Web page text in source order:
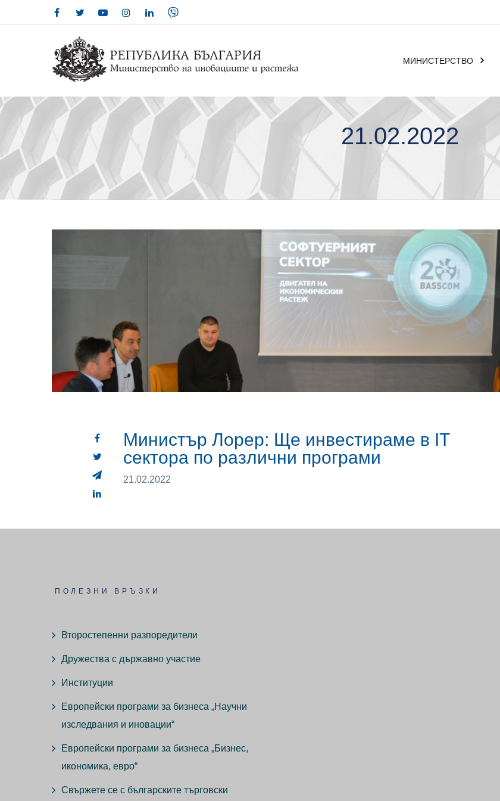
МИНИСТЕРСТВО
21.02.2022
Министър Лорер: Ще инвестираме в IT
сектора по различни програми
21.02.2022
ПОЛЕЗНИ ВРЪЗКИ
Второстепенни разпоредители
Дружества с държавно участие
Институции
Европейски програми за бизнеса „Научни
изследвания и иновации“
Европейски програми за бизнеса „Бизнес,
икономика, евро“
Свържете се с българските търговски